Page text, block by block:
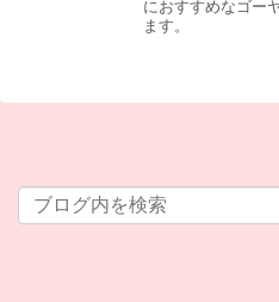
におすすめなゴー
ます。